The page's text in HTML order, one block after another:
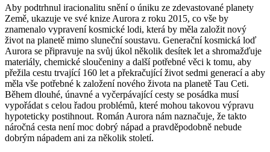
Aby podtrhnul iracionalitu snění o úniku ze zdevastované planety
Země, ukazuje ve své knize Aurora z roku 2015, co vše by
znamenalo vypravení kosmické lodi, která by měla založit nový
život na planetě mimo sluneční soustavu. Generační kosmická loď
Aurora se připravuje na svůj úkol několik desítek let a shromažďuje
materiály, chemické sloučeniny a další potřebné věci k tomu, aby
přežila cestu trvající 160 let a překračující život sedmi generací a aby
měla vše potřebné k založení nového života na planetě Tau Ceti.
Během dlouhé, únavné a vyčerpávající cesty se posádka musí
vypořádat s celou řadou problémů, které mohou takovou výpravu
hypoteticky postihnout. Román Aurora nám naznačuje, že takto
náročná cesta není moc dobrý nápad a pravděpodobně nebude
dobrým nápadem ani za několik století.